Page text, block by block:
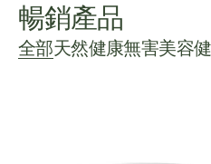
暢銷產品
全部天然健康無害美容